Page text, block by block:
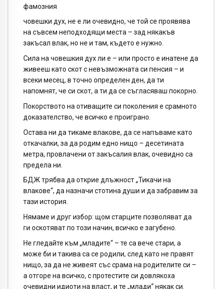
фамозния
човешки дух, не е ли очевидно, че той се проявява
на съвсем неподходящи места – зад някакъв
закъсал влак, но не и там, където е нужно.
Сила на човешкия дух ли е – или просто е инатене да
живееш като скот с невъзможната си пенсия – и
всеки месец, в точно определен ден, да ти
напомнят, че си скот, а ти да се съгласяваш покорно.
Покорството на отиващите си поколения е срамното
доказателство, че всичко е проиграно.
Остава ни да тикаме влакове, да се напъваме като
откачалки, за да родим едно нищо – десетината
метра, провлачени от закъсалия влак, очевидно са
предела ни.
БДЖ трябва да открие длъжност „Тикачи на
влакове“, да назначи стотина души и да забравим за
тази история.
Нямаме и друг избор: щом старците позволяват да
ги оскотяват по този начин, всичко е загубено.
Не гледайте към „младите“ – те са вече стари, а
може би и такива са се родили, след като не правят
нищо, за да не живеят със срама на родителите си –
а отгоре на всичко, с протестите си довлякоха
очевидни идиоти на власт, и те „млади“ някак си.